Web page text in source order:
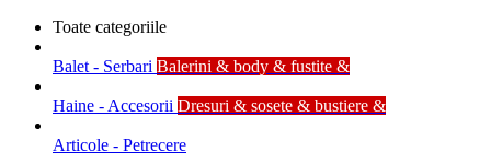
Toate categoriile
Balet - Serbari Balerini & body & fustite &
Haine - Accesorii Dresuri & sosete & bustiere &
Articole - Petrecere